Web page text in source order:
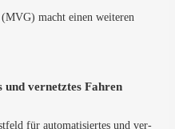
macht einen wei­te­ren
und ver­netz­tes Fahren
für auto­ma­ti­sier­tes und ver­